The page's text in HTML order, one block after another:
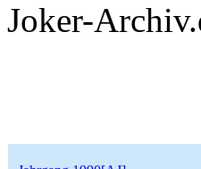
Joker-